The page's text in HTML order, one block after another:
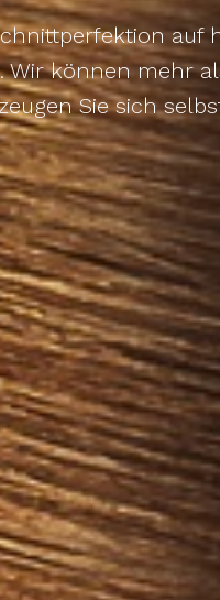
auf
können mehr
Sie sich